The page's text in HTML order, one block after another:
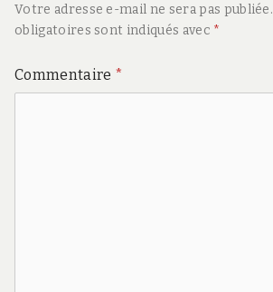
Votre adresse e-mail ne sera pas publiée.
obligatoires sont indiqués avec *
Commentaire *